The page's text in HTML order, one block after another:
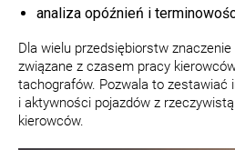
analiza opóźnień i
Dla wielu przedsiębiorstw
związane z czasem pracy
tachografów. Pozwala to zestawiać
i aktywności pojazdów z
kierowców.